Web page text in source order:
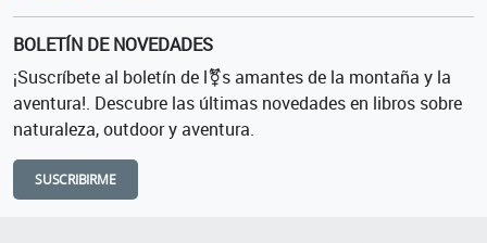
BOLETÍN DE NOVEDADES
¡Suscríbete al boletín de l⚧s amantes de la montaña y la
aventura!. Descubre las últimas novedades en libros sobre
naturaleza, outdoor y aventura.
SUSCRIBIRME